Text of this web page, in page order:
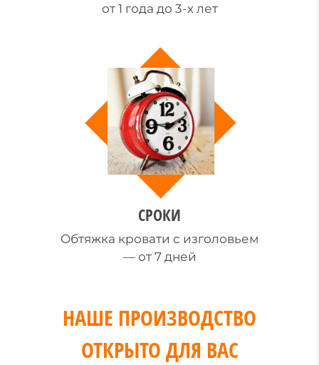
от 1 года до 3-х лет
СРОКИ
Обтяжка кровати с изголовьем
— от 7 дней
НАШЕ ПРОИЗВОДСТВО
ОТКРЫТО ДЛЯ ВАС